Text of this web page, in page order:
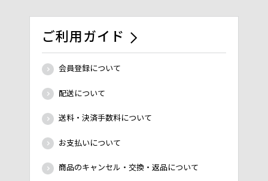
ご利用ガイド
会員登録について
配送について
送料・決済手数料について
お支払いについて
商品のキャンセル・交換・返品について